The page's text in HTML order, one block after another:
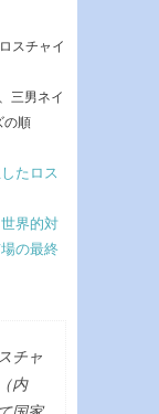
スチャイ
三男ネイ
の順
たロス
界的対
の最終
チャ
内